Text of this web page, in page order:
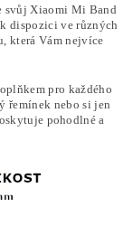
svůj Xiaomi Mi Band
dispozici ve různých
která Vám nejvíce
pro každého
řemínek nebo si jen
pohodlné a